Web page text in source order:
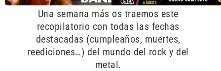
Una semana más os traemos este
recopilatorio con todas las fechas
destacadas (cumpleaños, muertes,
reediciones…) del mundo del rock y del
metal.